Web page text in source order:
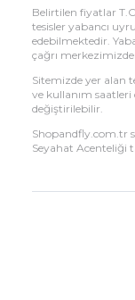
Belirtilen fiyatlar
tesisler yabancı
edebilmektedir.
çağrı
Sitemizde yer alan
ve kullanım
değiştirilebilir.
Shopandfly.com.tr
Seyahat Acenteliği